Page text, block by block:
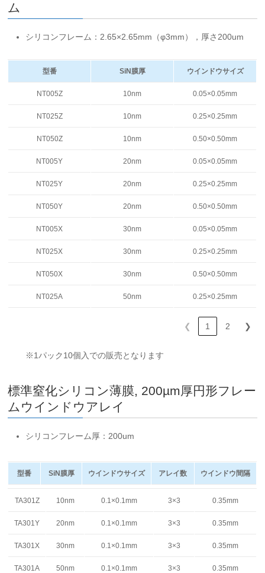
ム
シリコンフレーム：2.65×2.65mm（φ3mm），厚さ200um
型番 SiN膜厚 ウインドウサイズ
NT005Z 10nm 0.05×0.05mm
NT025Z 10nm 0.25×0.25mm
NT050Z 10nm 0.50×0.50mm
NT005Y 20nm 0.05×0.05mm
NT025Y 20nm 0.25×0.25mm
NT050Y 20nm 0.50×0.50mm
NT005X 30nm 0.05×0.05mm
NT025X 30nm 0.25×0.25mm
NT050X 30nm 0.50×0.50mm
NT025A 50nm 0.25×0.25mm
❮ 1 2 ❯
※1パック10個入での販売となります
標準窒化シリコン薄膜, 200µm厚円形フレー
ム ウインドウアレイ
シリコンフレーム厚：200um
型番 SiN膜厚 ウインドウサイズ アレイ数 ウインドウ間隔
TA301Z 10nm 0.1×0.1mm 3×3 0.35mm
TA301Y 20nm 0.1×0.1mm 3×3 0.35mm
TA301X 30nm 0.1×0.1mm 3×3 0.35mm
TA301A 50nm 0.1×0.1mm 3×3 0.35mm